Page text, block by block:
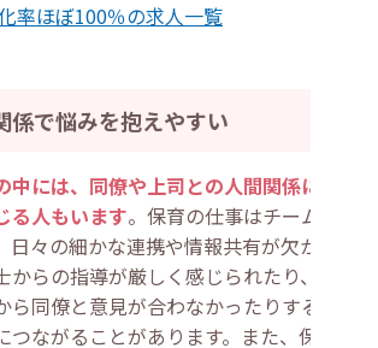
率ほぼ100％の求人一覧
係で悩みを抱えやすい
には、同僚や上司との人間関係に悩
る人もいます。保育の仕事はチームワー
日々の細かな連携や情報共有が欠かせま
らの指導が厳しく感じられたり、保育
同僚と意見が合わなかったりすると、
ながることがあります。また、保護者